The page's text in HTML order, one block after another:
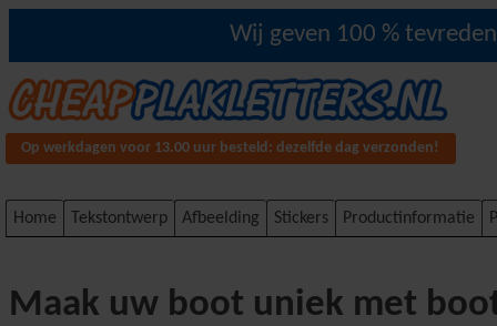
Wij geven 100 %
Op werkdagen voor 13.00 uur besteld: dezelfde dag verzonden!
Home Tekstontwerp Afbeelding Stickers Productinformatie
Maak uw boot uniek met